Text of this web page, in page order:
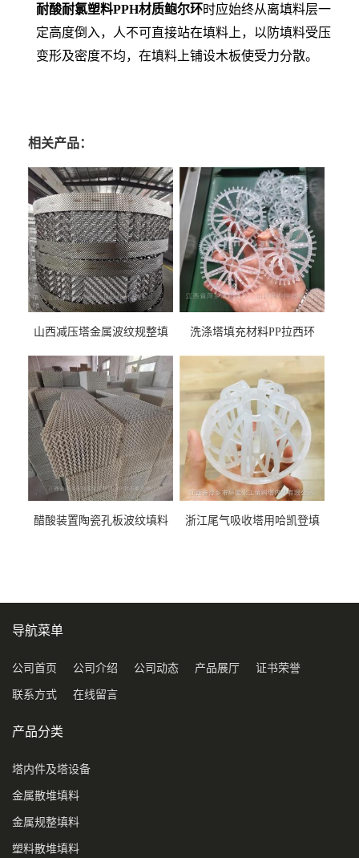
耐酸耐氯塑料PPH材质鲍尔环时应始终从离填料层一
定高度倒入，人不可直接站在填料上，以防填料受压
变形及密度不均，在填料上铺设木板使受力分散。
相关产品：
山西减压塔金属波纹规整填
料
洗涤塔填充材料PP拉西环
醋酸装置陶瓷孔板波纹填料
浙江尾气吸收塔用哈凯登填
导航菜单
公司首页 公司介绍 公司动态 产品展厅 证书荣誉
联系方式 在线留言
产品分类
塔内件及塔设备
金属散堆填料
金属规整填料
塑料散堆填料